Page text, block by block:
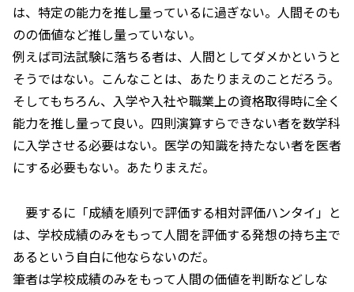
は、特定の能力を推し量っているに過ぎない。人間そのも
のの価値など推し量っていない。
例えば司法試験に落ちる者は、人間としてダメかというと
そうではない。こんなことは、あたりまえのことだろう。
そしてもちろん、入学や入社や職業上の資格取得時に全く
能力を推し量って良い。四則演算すらできない者を数学科
に入学させる必要はない。医学の知識を持たない者を医者
にする必要もない。あたりまえだ。
要するに「成績を順列で評価する相対評価ハンタイ」と
は、学校成績のみをもって人間を評価する発想の持ち主で
あるという自白に他ならないのだ。
筆者は学校成績のみをもって人間の価値を判断などしな